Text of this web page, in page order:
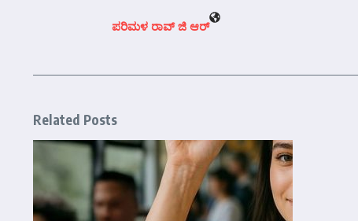
ಪರಿಮಳ ರಾವ್ ಜಿ ಆರ್‍
Related Posts